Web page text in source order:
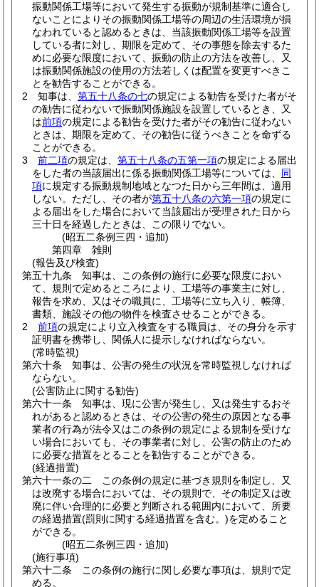
振動関係工場等において発生する振動が規制基準に適合し
ないことによりその振動関係工場等の周辺の生活環境が損
なわれていると認めるときは、当該振動関係工場等を設置
している者に対し、期限を定めて、その事態を除去するた
めに必要な限度において、振動の防止の方法を改善し、又
は振動関係施設の使用の方法若しくは配置を変更すべきこ
とを勧告することができる。
2
知事は、 第五十八条の七の規定による勧告を受けた者がそ
の勧告に従わないで振動関係施設を設置しているとき、又
は前項の規定による勧告を受けた者がその勧告に従わない
ときは、期限を定めて、その勧告に従うべきことを命ずる
ことができる。
3
前二項の規定は、 第五十八条の五第一項の規定による届出
をした者の当該届出に係る振動関係工場等については、 同
項に規定する振動規制地域となつた日から三年間は、適用
しない。 ただし、その者が第五十八条の六第一項の規定に
よる届出をした場合において当該届出が受理された日から
三十日を経過したときは、この限りでない。
(昭五二条例三四・追加)
第四章
雑則
(報告及び検査)
第五十九条
知事は、この条例の施行に必要な限度におい
て、規則で定めるところにより、工場等の事業主に対し、
報告を求め、又はその職員に、工場等に立ち入り、帳簿、
書類、施設その他の物件を検査させることができる。
2
前項の規定により立入検査をする職員は、その身分を示す
証明書を携帯し、関係人に提示しなければならない。
(常時監視)
第六十条
知事は、公害の発生の状況を常時監視しなければ
ならない。
(公害防止に関する勧告)
第六十一条
知事は、現に公害が発生し、又は発生するおそ
れがあると認めるときは、その公害の発生の原因となる事
業者の行為が法令又はこの条例の規定による規制を受けな
い場合においても、その事業者に対し、公害の防止のため
に必要な措置をとることを勧告することができる。
(経過措置)
第六十一条の二
この条例の規定に基づき規則を制定し、又
は改廃する場合においては、その規則で、その制定又は改
廃に伴い合理的に必要と判断される範囲内において、所要
の経過措置(罰則に関する経過措置を含む。)を定めること
ができる。
(昭五二条例三四・追加)
(施行事項)
第六十二条
この条例の施行に関し必要な事項は、規則で定
める。